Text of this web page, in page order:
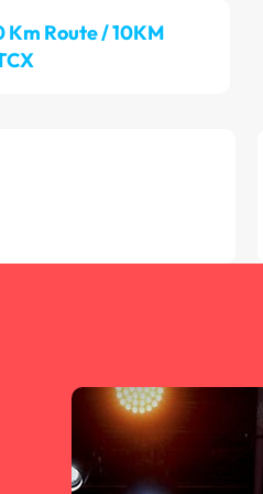
Km Route / 10KM